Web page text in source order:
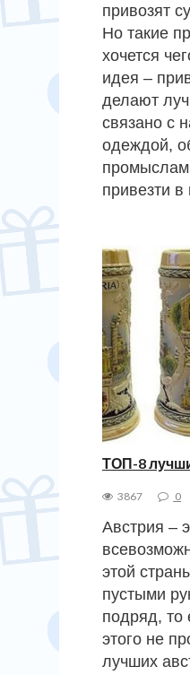
привозят
Но такие
хочется
идея –
делают
связано с
одеждой,
привезти
ТОП-8
3867 0
Австрия –
этой
пустыми
подряд, то
этого не
лучших